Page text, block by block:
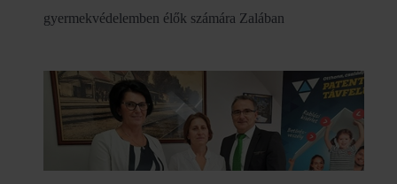
gyermekvédelemben élők számára Zalában